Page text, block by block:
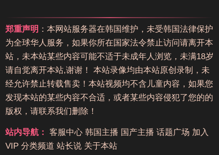
郑重声明 ：本网站服务器在韩国维护，未受韩国法律保护
为全球华人服务，如果你所在国家法令禁止访问请离开本
站，未本站某些内容可能不适于未成年人浏览，未满18岁
请自觉离开本站,谢谢！ 本站录像均由本站原创录制，未
经允许禁止转载售卖！本站视频均不含儿童内容，如果您
发现本站的某些内容不合适，或者某些内容侵犯了您的的
版权，请联系我们删除！
站内导航： 客服中心 韩国主播 国产主播 话题广场 加入
VIP 分类频道 站长说 关于本站